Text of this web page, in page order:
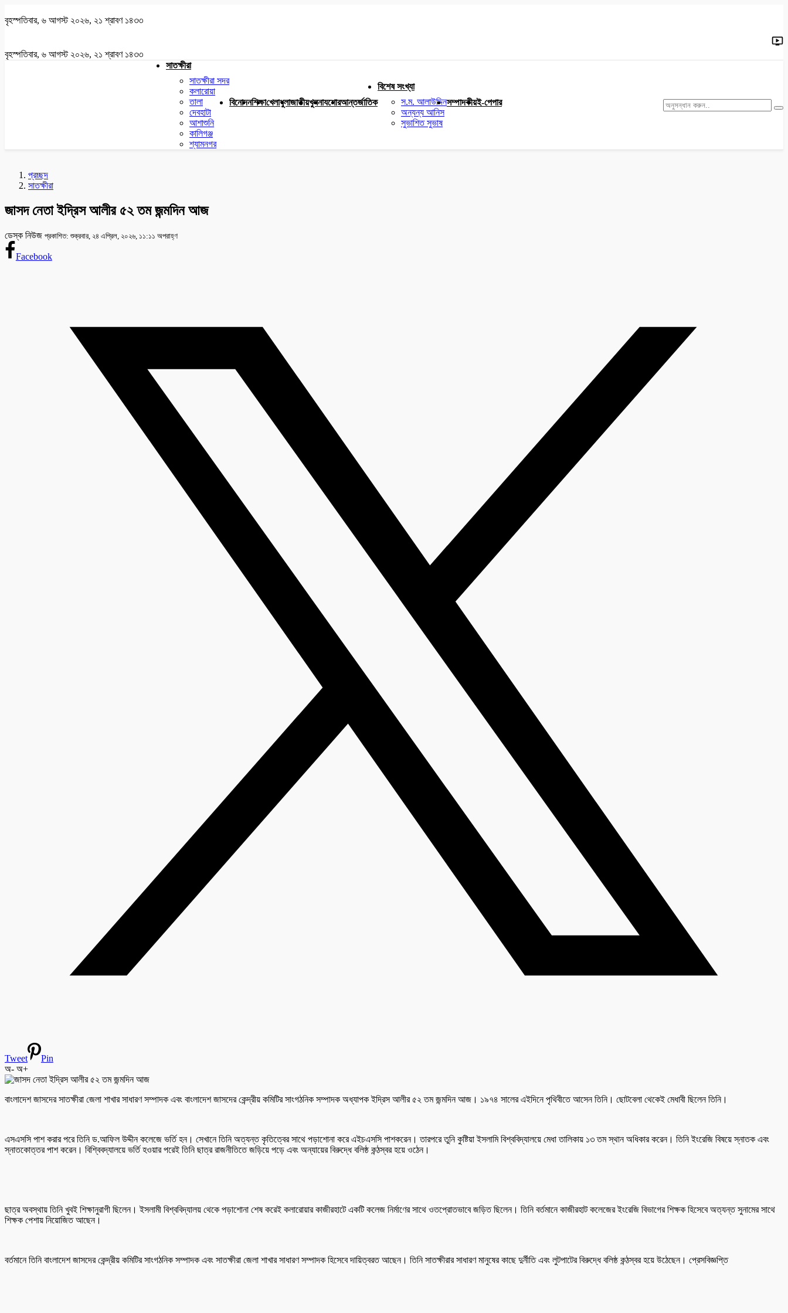
বৃহস্পতিবার, ৬ আগস্ট ২০২৬, ২১ শ্রাবণ ১৪৩৩
বৃহস্পতিবার, ৬ আগস্ট ২০২৬, ২১ শ্রাবণ ১৪৩৩
সাতক্ষীরা
সাতক্ষীরা সদর
কলারোয়া
তালা
দেবহাটা
আশাশুনি
কালিগঞ্জ
শ্যামনগর
বিনোদনশিক্ষাখেলাধুলাজাতীয়খুলনাযশোরআন্তর্জাতিক
বিশেষ সংখ্যা
স.ম. আলাউদ্দিন
অন্যন্য আনিস
সুভাশিত সুভাষ
সম্পাদকীয়ই-পেপার
প্রচ্ছদ
সাতক্ষীরা
জাসদ নেতা ইদ্রিস আলীর ৫২ তম জন্মদিন আজ
ডেস্ক নিউজ প্রকাশিত: শুক্রবার, ২৪ এপ্রিল, ২০২৬, ১১:১১ অপরাহ্ণ
Facebook
Tweet
Pin
অ- অ+
বাংলাদেশ জাসদের সাতক্ষীরা জেলা শাখার সাধারণ সম্পাদক এবং বাংলাদেশ জাসদের কেন্দ্রীয় কমিটির সাংগঠনিক সম্পাদক অধ্যাপক ইদ্রিস আলীর ৫২ তম জন্মদিন আজ। ১৯৭৪ সালের এইদিনে পৃথিবীতে আসেন তিনি। ছোটবেলা থেকেই মেধাবী ছিলেন তিনি।
এসএসসি পাশ করার পরে তিনি ড.আফিল উদ্দীন কলেজে ভর্তি হন। সেখানে তিনি অত্যন্ত কৃতিত্বের সাথে পড়াশোনা করে এইচএসসি পাশকরেন। তারপরে তুনি কুষ্টিয়া ইসলামি বিশ্ববিদ্যালয়ে মেধা তালিকায় ১৩ তম স্থান অধিকার করেন। তিনি ইংরেজি বিষয়ে স্নাতক এবং
স্নাতকোত্তর পাশ করেন। বিশ্বিবদ্যালয়ে ভর্তি হওয়ার পরেই তিনি ছাত্র রাজনীতিতে জড়িয়ে পড়ে এবং অন্যায়ের বিরুদ্ধে বলিষ্ঠ কন্ঠস্বর হয়ে ওঠেন।
ছাত্র অবস্থায় তিনি খুবই শিক্ষানুরাগী ছিলেন। ইসলামী বিশ্ববিদ্যালয় থেকে পড়াশোনা শেষ করেই কলারোয়ার কাজীরহাটে একটি কলেজ নির্মাণের সাথে ওতপ্রোতভাবে জড়িত ছিলেন। তিনি বর্তমানে কাজীরহাট কলেজের ইংরেজি বিভাগের শিক্ষক হিসেবে অত্যন্ত সুনামের সাথে
শিক্ষক পেশায় নিয়োজিত আছেন।
বর্তমানে তিনি বাংলাদেশ জাসদের কেন্দ্রীয় কমিটির সাংগঠনিক সম্পাদক এবং সাতক্ষীরা জেলা শাখার সাধারণ সম্পাদক হিসেবে দায়িত্বরত আছেন। তিনি সাতক্ষীরার সাধারণ মানুষের কাছে দুর্নীতি এবং লুটপাটের বিরুদ্ধে বলিষ্ঠ কন্ঠস্বর হয়ে উঠেছেন। প্রেসবিজ্ঞপ্তি